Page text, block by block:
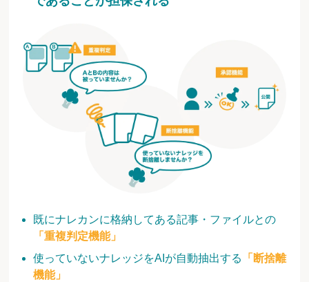
既にナレカンに格納してある記事・ファイルとの
「重複判定機能」
使っていないナレッジをAIが自動抽出する
「断捨離
機能」